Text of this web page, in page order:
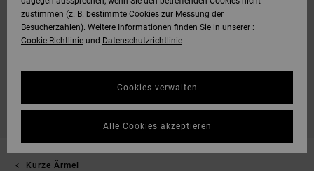
Kurze Ärmel
zustimmen (z. B. bestimmte Cookies zur Messung der
Besucherzahlen). Weitere Informationen finden Sie in unserer :
Cookie-Richtlinie und Datenschutzrichtlinie
Cookies verwalten
Alle Cookies akzeptieren